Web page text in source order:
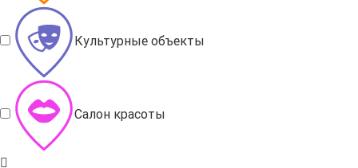
Культурные объекты
Салон красоты